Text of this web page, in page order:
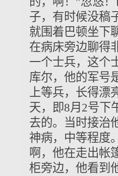
子，有时候没稿
就围着巴顿坐下
在病床旁边聊得
一个士兵，这个
库尔，他的军号
上等兵，长得
天，即8月2号下
去的。当时接治
神病，中等程度
啊，他在走出帐
柜旁边，他看到